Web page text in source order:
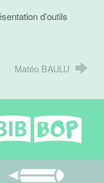
d’outils
Matéo BAULU
Adhérez au